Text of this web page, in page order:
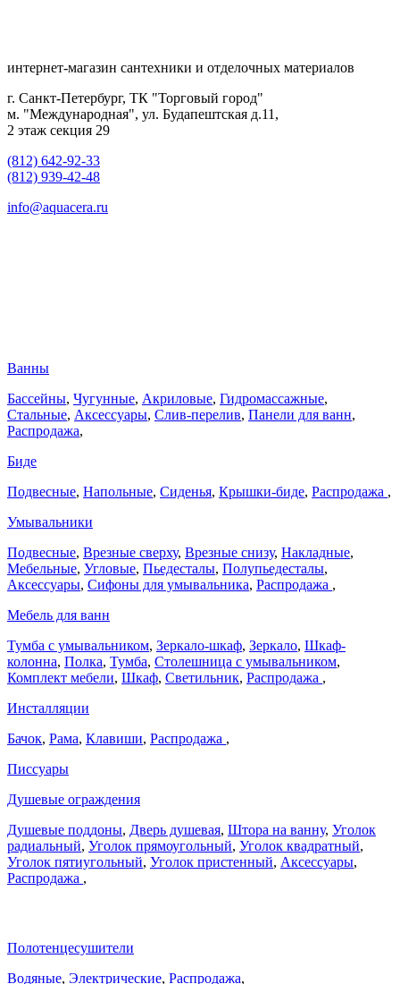
интернет-магазин сантехники и отделочных материалов
г. Санкт-Петербург, ТК "Торговый город"
м. "Международная", ул. Будапештская д.11,
2 этаж секция 29
(812) 642-92-33
(812) 939-42-48
info@aquacera.ru
Ванны
Бассейны, Чугунные, Акриловые, Гидромассажные,
Стальные, Аксессуары, Слив-перелив, Панели для ванн,
Распродажа,
Биде
Подвесные, Напольные, Сиденья, Крышки-биде, Распродажа ,
Умывальники
Подвесные, Врезные сверху, Врезные снизу, Накладные,
Мебельные, Угловые, Пьедесталы, Полупьедесталы,
Аксессуары, Сифоны для умывальника, Распродажа ,
Мебель для ванн
Тумба с умывальником, Зеркало-шкаф, Зеркало, Шкаф-
колонна, Полка, Тумба, Столешница с умывальником,
Комплект мебели, Шкаф, Светильник, Распродажа ,
Инсталляции
Бачок, Рама, Клавиши, Распродажа ,
Писсуары
Душевые ограждения
Душевые поддоны, Дверь душевая, Штора на ванну, Уголок
радиальный, Уголок прямоугольный, Уголок квадратный,
Уголок пятиугольный, Уголок пристенный, Аксессуары,
Распродажа ,
Полотенцесушители
Водяные, Электрические, Распродажа,